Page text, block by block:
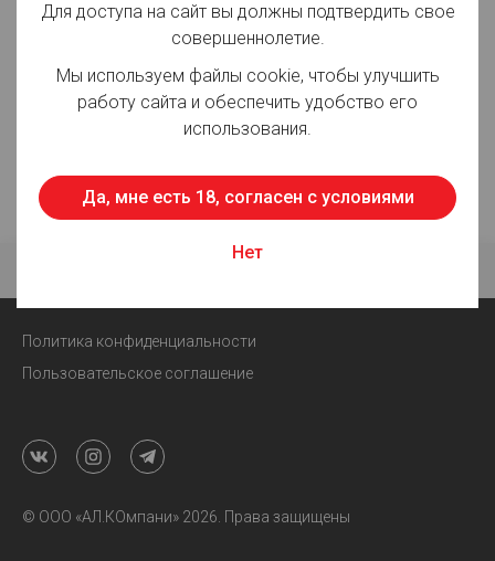
Политика конфиденциальности
Пользовательское соглашение
© ООО «АЛ.КОмпани» 2026. Права защищены
Для доступа на сайт вы должны подтвердить свое
совершеннолетие.
Мы используем файлы cookie, чтобы улучшить
работу сайта и обеспечить удобство его
использования.
Да, мне есть 18, согласен с условиями
Нет